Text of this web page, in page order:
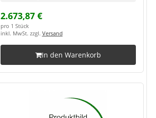
2.673,87 €
pro 1 Stück
inkl. MwSt. zzgl. Versand
In den Warenkorb